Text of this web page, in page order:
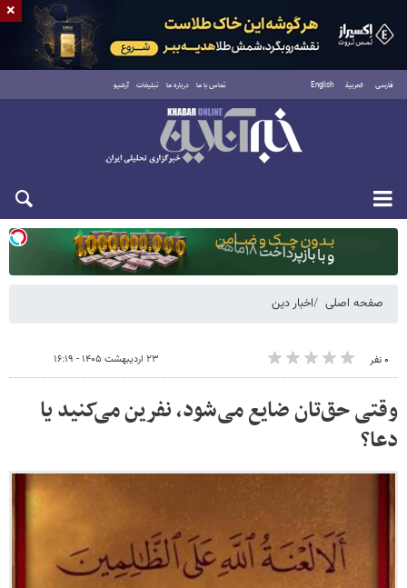
فارسی العربية English تماس با ما درباره ما تبلیغات آرشیو
یکشنبه ۱۸ مرداد ۱۴۰۵
صفحه اصلی اخبار دین
۰ نفر ۲۳ اردیبهشت ۱۴۰۵ - ۱۶:۱۹
وقتی حق‌تان ضایع می‌شود، نفرین می‌کنید یا
دعا؟
×